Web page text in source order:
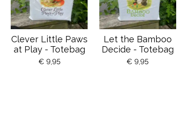
Clever Little Paws
at Play - Totebag
€ 9,95
Let the Bamboo
Decide - Totebag
€ 9,95